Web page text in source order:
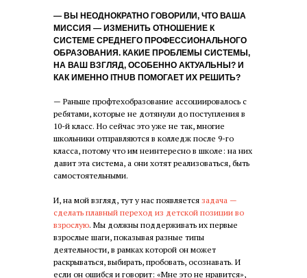
— ВЫ НЕОДНОКРАТНО ГОВОРИЛИ, ЧТО ВАША
МИССИЯ — ИЗМЕНИТЬ ОТНОШЕНИЕ К
СИСТЕМЕ СРЕДНЕГО ПРОФЕССИОНАЛЬНОГО
ОБРАЗОВАНИЯ. КАКИЕ ПРОБЛЕМЫ СИСТЕМЫ,
НА ВАШ ВЗГЛЯД, ОСОБЕННО АКТУАЛЬНЫ? И
КАК ИМЕННО ITHUB ПОМОГАЕТ ИХ РЕШИТЬ?
— Раньше профтехобразование ассоциировалось с
ребятами, которые не дотянули до поступления в
10-й класс. Но сейчас это уже не так, многие
школьники отправляются в колледж после 9-го
класса, потому что им неинтересно в школе: на них
давит эта система, а они хотят реализоваться, быть
самостоятельными.
И, на мой взгляд, тут у нас появляется задача —
сделать плавный переход из детской позиции во
взрослую. Мы должны поддерживать их первые
взрослые шаги, показывая разные типы
деятельности, в рамках которой он может
раскрываться, выбирать, пробовать, осознавать. И
если он ошибся и говорит: «Мне это не нравится»,